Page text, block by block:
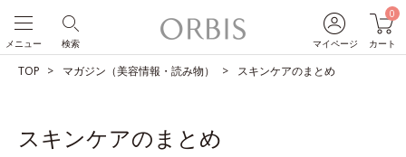
マイページ
0
カート
検索
メニュー
TOP マガジン（美容情報・読み物） スキンケアのまとめ
スキンケアのまとめ